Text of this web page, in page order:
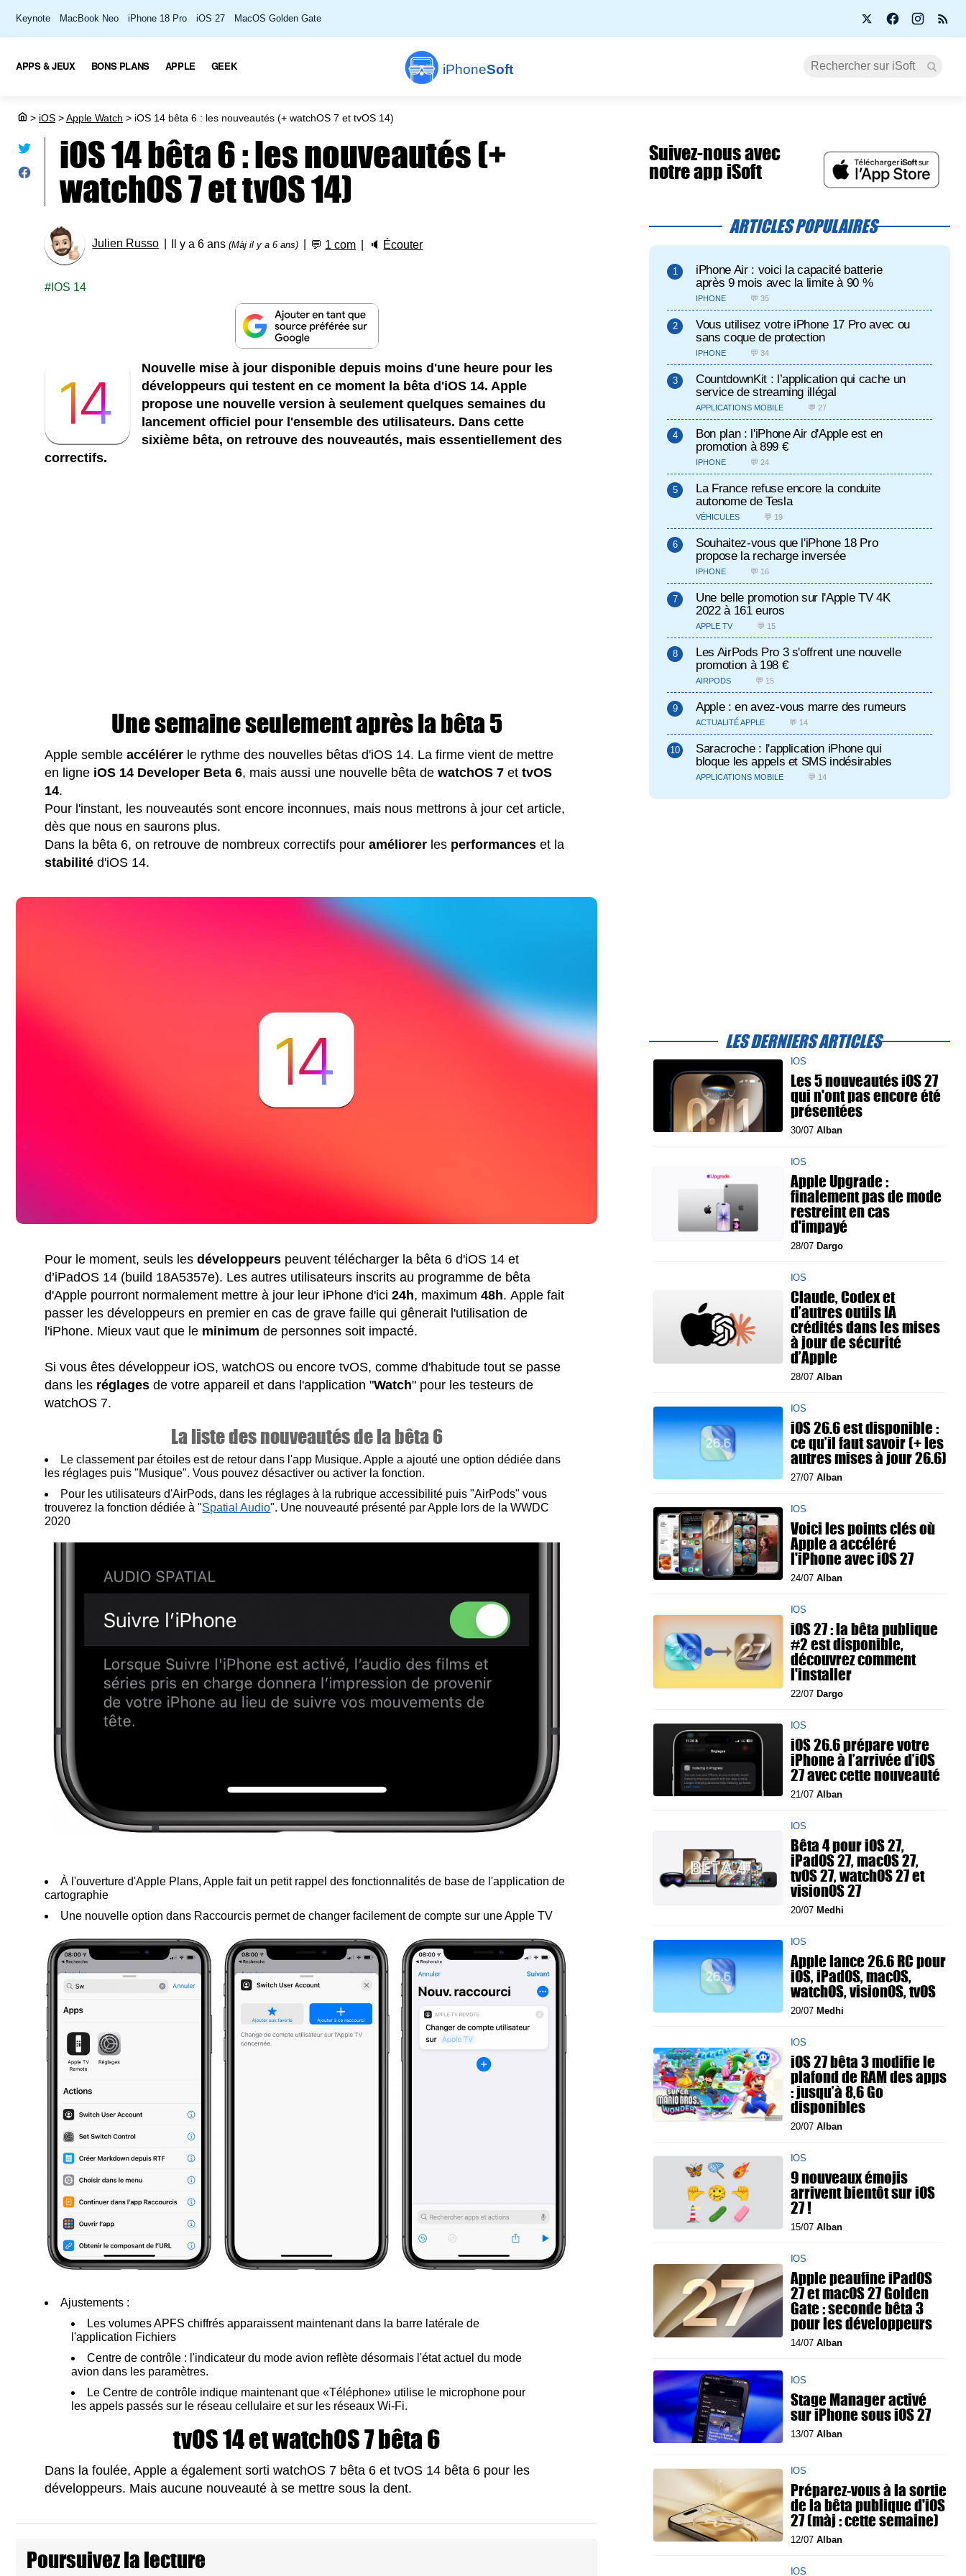
Keynote MacBook Neo iPhone 18 Pro iOS 27 MacOS Golden Gate
iPhoneSoft
APPS & JEUX BONS PLANS APPLE GEEK
> iOS >Apple Watch > iOS 14 bêta 6 : les nouveautés (+ watchOS 7 et tvOS 14)
iOS 14 bêta 6 : les nouveautés (+
watchOS 7 et tvOS 14)
Julien Russo Il y a 6 ans(Màj il y a 6 ans) 💬 1 com 🔈 Écouter
IOS 14
Nouvelle mise à jour disponible depuis moins d'une heure pour les
développeurs qui testent en ce moment la bêta d'iOS 14. Apple
propose une nouvelle version à seulement quelques semaines du
lancement officiel pour l'ensemble des utilisateurs. Dans cette
sixième bêta, on retrouve des nouveautés, mais essentiellement des
correctifs.
Une semaine seulement après la bêta 5
Apple sembleaccélérer le rythme des nouvelles bêtas d'iOS 14. La firme vient de mettre
en ligne iOS 14 Developer Beta 6, mais aussi une nouvelle bêta dewatchOS 7et tvOS
14.
Pour l'instant, les nouveautés sont encore inconnues, mais nous mettrons à jour cet article,
dès que nous en saurons plus.
Dans la bêta 6, on retrouve de nombreux correctifs pouraméliorer les performances et la
stabilité d'iOS 14.
Pour le moment, seuls lesdéveloppeurs peuvent télécharger la bêta 6 d'iOS 14 et
d’iPadOS 14 (build 18A5357e). Les autres utilisateurs inscrits au programme de bêta
d'Apple pourront normalement mettre à jour leur iPhone d'ici24h, maximum48h. Apple fait
passer les développeurs en premier en cas de grave faille qui gênerait l'utilisation de
l'iPhone. Mieux vaut que le minimum de personnes soit impacté.
Si vous êtes développeur iOS, watchOS ou encore tvOS, comme d'habitude tout se passe
dans les réglages de votre appareil et dans l'application "Watch" pour les testeurs de
watchOS 7.
La liste des nouveautés de la bêta 6
Le classement par étoiles est de retour dans l'app Musique. Apple a ajouté une option dédiée dans
les réglages puis "Musique". Vous pouvez désactiver ou activer la fonction.
Pour les utilisateurs d'AirPods, dans les réglages à la rubrique accessibilité puis "AirPods" vous
trouverez la fonction dédiée à "Spatial Audio". Une nouveauté présenté par Apple lors de la WWDC
2020
À l'ouverture d'Apple Plans, Apple fait un petit rappel des fonctionnalités de base de l'application de
cartographie
Une nouvelle option dans Raccourcis permet de changer facilement de compte sur une Apple TV
Ajustements :
Les volumes APFS chiffrés apparaissent maintenant dans la barre latérale de
l'application Fichiers
Centre de contrôle : l'indicateur du mode avion reflète désormais l'état actuel du mode
avion dans les paramètres.
Le Centre de contrôle indique maintenant que «Téléphone» utilise le microphone pour
les appels passés sur le réseau cellulaire et sur les réseaux Wi-Fi.
tvOS 14 et watchOS 7 bêta 6
Dans la foulée, Apple a également sorti watchOS 7 bêta 6 et tvOS 14 bêta 6 pour les
développeurs. Mais aucune nouveauté à se mettre sous la dent.
Poursuivez la lecture
Suivez-nous avec
notre app iSoft
ARTICLES POPULAIRES
iPhone Air : voici la capacité batterie
après 9 mois avec la limite à 90 %
IPHONE 💬 35
Vous utilisez votre iPhone 17 Pro avec ou
sans coque de protection
IPHONE 💬 34
CountdownKit : l’application qui cache un
service de streaming illégal
APPLICATIONS MOBILE 💬 27
Bon plan : l'iPhone Air d'Apple est en
promotion à 899 €
IPHONE 💬 24
La France refuse encore la conduite
autonome de Tesla
VÉHICULES 💬 19
Souhaitez-vous que l'iPhone 18 Pro
propose la recharge inversée
IPHONE 💬 16
Une belle promotion sur l'Apple TV 4K
2022 à 161 euros
APPLE TV 💬 15
Les AirPods Pro 3 s'offrent une nouvelle
promotion à 198 €
AIRPODS 💬 15
Apple : en avez-vous marre des rumeurs
ACTUALITÉ APPLE 💬 14
Saracroche : l'application iPhone qui
bloque les appels et SMS indésirables
APPLICATIONS MOBILE 💬 14
LES DERNIERS ARTICLES
IOS
Les 5 nouveautés iOS 27
qui n'ont pas encore été
présentées
30/07 Alban
IOS
Apple Upgrade :
finalement pas de mode
restreint en cas
d'impayé
28/07 Dargo
IOS
Claude, Codex et
d’autres outils IA
crédités dans les mises
à jour de sécurité
d’Apple
28/07 Alban
IOS
iOS 26.6 est disponible :
ce qu’il faut savoir (+ les
autres mises à jour 26.6)
27/07 Alban
IOS
Voici les points clés où
Apple a accéléré
l'iPhone avec iOS 27
24/07 Alban
IOS
iOS 27 : la bêta publique
#2 est disponible,
découvrez comment
l'installer
22/07 Dargo
IOS
iOS 26.6 prépare votre
iPhone à l’arrivée d’iOS
27 avec cette nouveauté
21/07 Alban
IOS
Bêta 4 pour iOS 27,
iPadOS 27, macOS 27,
tvOS 27, watchOS 27 et
visionOS 27
20/07 Medhi
IOS
Apple lance 26.6 RC pour
iOS, iPadOS, macOS,
watchOS, visionOS, tvOS
20/07 Medhi
IOS
iOS 27 bêta 3 modifie le
plafond de RAM des apps
: jusqu’à 8,6 Go
disponibles
20/07 Alban
IOS
9 nouveaux émojis
arrivent bientôt sur iOS
27 !
15/07 Alban
IOS
Apple peaufine iPadOS
27 et macOS 27 Golden
Gate : seconde bêta 3
pour les développeurs
14/07 Alban
IOS
Stage Manager activé
sur iPhone sous iOS 27
13/07 Alban
IOS
Préparez-vous à la sortie
de la bêta publique d'iOS
27 (màj : cette semaine)
12/07 Alban
IOS